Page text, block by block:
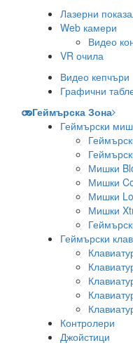
Лазерни
Web камери
Видео
VR очила
Видео кепчъри
Графични
Геймърска Зона
Геймърски
Мишки
Мишки
Мишки
Мишки
Геймърски
Контролери
Джойстици